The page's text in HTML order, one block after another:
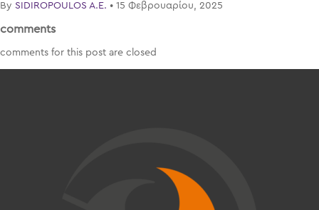
By SIDIROPOULOS A.E. • 15 Φεβρουαρίου, 2025
comments
comments for this post are closed